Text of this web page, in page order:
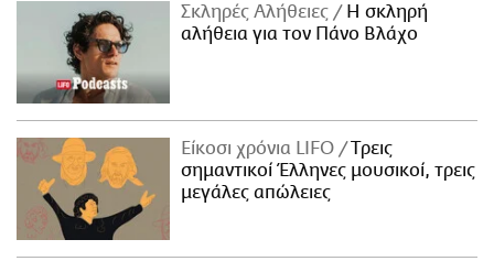
Σκληρές Αλήθειες
H σκληρή
αλήθεια για τον Πάνο Βλάχο
Είκοσι χρόνια LIFO
Tρεις
σημαντικοί Έλληνες μουσικοί, τρεις
μεγάλες απώλειες